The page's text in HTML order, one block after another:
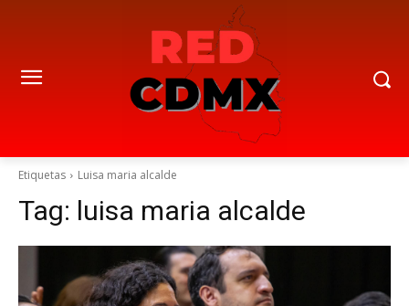
Etiquetas Luisa maria alcalde
Tag: luisa maria alcalde